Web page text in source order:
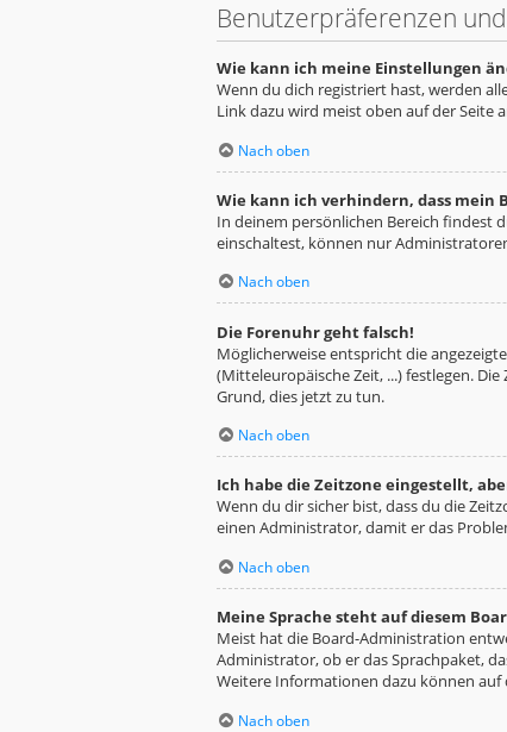
Benutzerpräferenzen
Wie kann ich meine Einstellungen
Wenn du dich registriert hast, werden
Link dazu wird meist oben auf der Seite
Nach oben
Wie kann ich verhindern, dass
In deinem persönlichen Bereich findest
einschaltest, können nur
Nach oben
Die Forenuhr geht falsch!
Möglicherweise entspricht die
(Mitteleuropäische Zeit, ...) festlegen.
Grund, dies jetzt zu tun.
Nach oben
Ich habe die Zeitzone eingestellt,
Wenn du dir sicher bist, dass du die
einen Administrator, damit er das
Nach oben
Meine Sprache steht auf diesem
Meist hat die Board-Administration
Administrator, ob er das Sprachpaket,
Weitere Informationen dazu können auf
Nach oben